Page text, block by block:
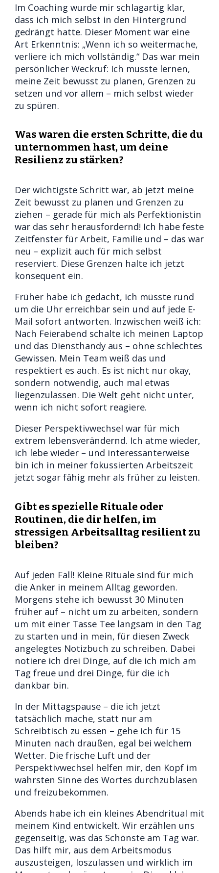
Im Coaching wurde mir schlagartig klar,
dass ich mich selbst in den Hintergrund
gedrängt hatte. Dieser Moment war eine
Art Erkenntnis: „Wenn ich so weitermache,
verliere ich mich vollständig.“ Das war mein
persönlicher Weckruf: Ich musste lernen,
meine Zeit bewusst zu planen, Grenzen zu
setzen und vor allem – mich selbst wieder
zu spüren.
Was waren die ersten Schritte, die du
unternommen hast, um deine
Resilienz zu stärken?
Der wichtigste Schritt war, ab jetzt meine
Zeit bewusst zu planen und Grenzen zu
ziehen – gerade für mich als Perfektionistin
war das sehr herausfordernd! Ich habe feste
Zeitfenster für Arbeit, Familie und – das war
neu – explizit auch für mich selbst
reserviert. Diese Grenzen halte ich jetzt
konsequent ein.
Früher habe ich gedacht, ich müsste rund
um die Uhr erreichbar sein und auf jede E-
Mail sofort antworten. Inzwischen weiß ich:
Nach Feierabend schalte ich meinen Laptop
und das Diensthandy aus – ohne schlechtes
Gewissen. Mein Team weiß das und
respektiert es auch. Es ist nicht nur okay,
sondern notwendig, auch mal etwas
liegenzulassen. Die Welt geht nicht unter,
wenn ich nicht sofort reagiere.
Dieser Perspektivwechsel war für mich
extrem lebensverändernd. Ich atme wieder,
ich lebe wieder – und interessanterweise
bin ich in meiner fokussierten Arbeitszeit
jetzt sogar fähig mehr als früher zu leisten.
Gibt es spezielle Rituale oder
Routinen, die dir helfen, im
stressigen Arbeitsalltag resilient zu
bleiben?
Auf jeden Fall! Kleine Rituale sind für mich
die Anker in meinem Alltag geworden.
Morgens stehe ich bewusst 30 Minuten
früher auf – nicht um zu arbeiten, sondern
um mit einer Tasse Tee langsam in den Tag
zu starten und in mein, für diesen Zweck
angelegtes Notizbuch zu schreiben. Dabei
notiere ich drei Dinge, auf die ich mich am
Tag freue und drei Dinge, für die ich
dankbar bin.
In der Mittagspause – die ich jetzt
tatsächlich mache, statt nur am
Schreibtisch zu essen – gehe ich für 15
Minuten nach draußen, egal bei welchem
Wetter. Die frische Luft und der
Perspektivwechsel helfen mir, den Kopf im
wahrsten Sinne des Wortes durchzublasen
und freizubekommen.
Abends habe ich ein kleines Abendritual mit
meinem Kind entwickelt. Wir erzählen uns
gegenseitig, was das Schönste am Tag war.
Das hilft mir, aus dem Arbeitsmodus
auszusteigen, loszulassen und wirklich im